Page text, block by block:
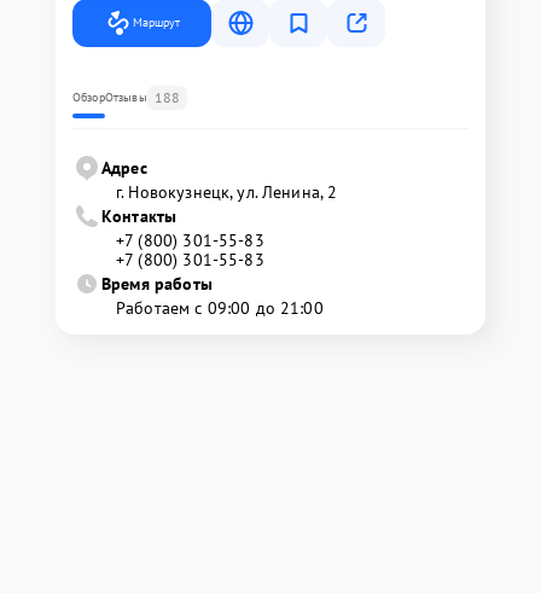
Маршрут
ОбзорОтзывы 188
Адрес
г. Новокузнецк, ул. Ленина, 2
Контакты
+7 (800) 301-55-83
+7 (800) 301-55-83
Время работы
Работаем с 09:00 до 21:00